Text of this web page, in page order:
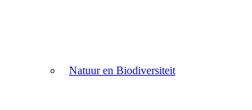
Natuur en Biodiversiteit